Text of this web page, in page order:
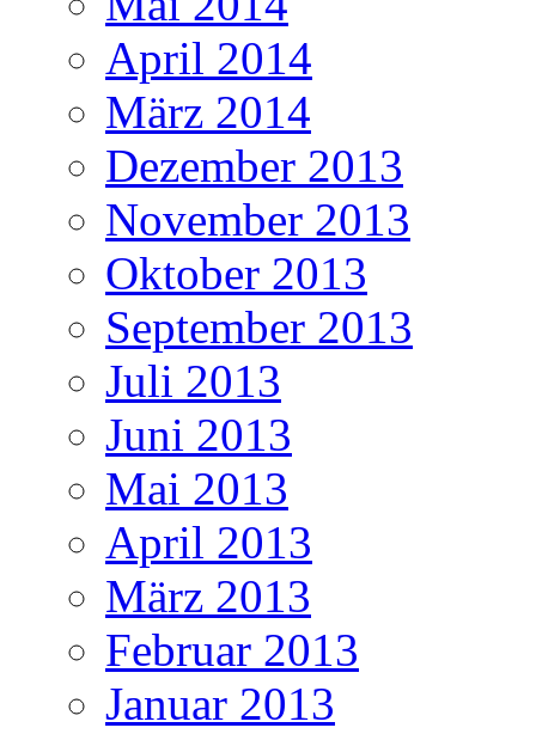
April 2014
März 2014
Dezember 2013
November 2013
Oktober 2013
September 2013
Juli 2013
Juni 2013
Mai 2013
April 2013
März 2013
Februar 2013
Januar 2013